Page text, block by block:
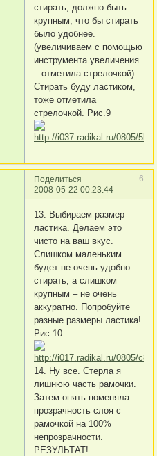
стирать, должно быть
крупным, что бы стирать
было удобнее.
(увеличиваем с помощью
инструмента увеличения
– отметила стрелочкой).
Стирать буду ластиком,
тоже отметила
стрелочкой. Рис.9
Поделиться
6
2008-05-22 00:23:44
13. Выбираем размер
ластика. Делаем это
чисто на ваш вкус.
Слишком маленьким
будет не очень удобно
стирать, а слишком
крупным – не очень
аккуратно. Попробуйте
разные размеры ластика!
Рис.10
14. Ну все. Стерла я
лишнюю часть рамочки.
Затем опять поменяла
прозрачность слоя с
рамочкой на 100%
непрозрачности.
РЕЗУЛЬТАТ!